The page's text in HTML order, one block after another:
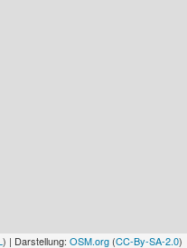
) | Darstellung: OSM.org (CC-By-SA-2.0)